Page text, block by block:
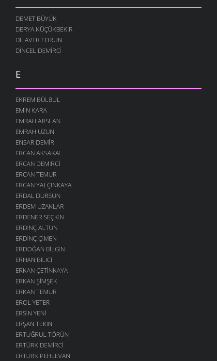
DEMET BÜYÜK
DERYA KÜÇÜKBEKIR
DILAVER TORUN
DINCEL DEMIRCI
E
EKREM BÜLBÜL
EMIN KARA
EMRAH ARSLAN
EMRAH UZUN
ENSAR DEMIR
ERCAN AKSAKAL
ERCAN DEMIRCI
ERCAN TEMUR
ERCAN YALÇINKAYA
ERDAL DURSUN
ERDEM UZAKLAR
ERDENER SEÇKIN
ERDINÇ ALTUN
ERDINÇ ÇIMEN
ERDOĞAN BILGIN
ERHAN BILICI
ERKAN ÇETINKAYA
ERKAN ŞIMŞEK
ERKAN TEMUR
EROL YETER
ERSIN YENI
ERŞAN TEKIN
ERTUĞRUL TÖRÜN
ERTÜRK DEMIRCI
ERTÜRK PEHLEVAN